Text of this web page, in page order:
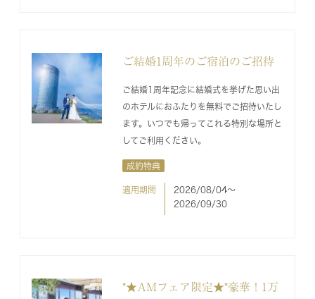
ご結婚1周年のご宿泊のご招待
ご結婚1周年記念に結婚式を挙げた思い出
のホテルにおふたりを無料でご招待いたし
ます。いつでも帰ってこれる特別な場所と
してご利用ください。
成約特典
適用期間
2026/08/04〜
2026/09/30
*★AMフェア限定★*豪華！1万